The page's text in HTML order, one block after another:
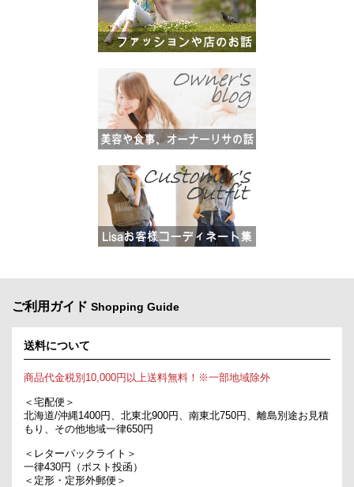
ご利用ガイド Shopping Guide
送料について
商品代金税別10,000円以上送料無料！※一部地域除外
＜宅配便＞
北海道/沖縄1400円、北東北900円、南東北750円、離島別途お見積
もり、その他地域一律650円
＜レターパックライト＞
一律430円（ポスト投函）
＜定形・定形外郵便＞